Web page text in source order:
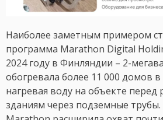
Наиболее заметным примером
программа Marathon Digital
2024 году в Финляндии – 2-
обогревала более 11 000 домов
нагревая воду на объекте перед
зданиям через подземные трубы.